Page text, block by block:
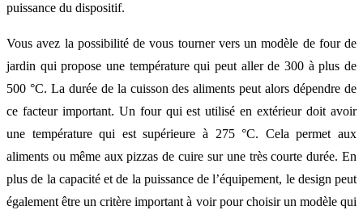
puissance du dispositif.
Vous avez la possibilité de vous tourner vers un modèle de four de
jardin qui propose une température qui peut aller de 300 à plus de
500 °C. La durée de la cuisson des aliments peut alors dépendre de
ce facteur important. Un four qui est utilisé en extérieur doit avoir
une température qui est supérieure à 275 °C. Cela permet aux
aliments ou même aux pizzas de cuire sur une très courte durée. En
plus de la capacité et de la puissance de l’équipement, le design peut
également être un critère important à voir pour choisir un modèle qui